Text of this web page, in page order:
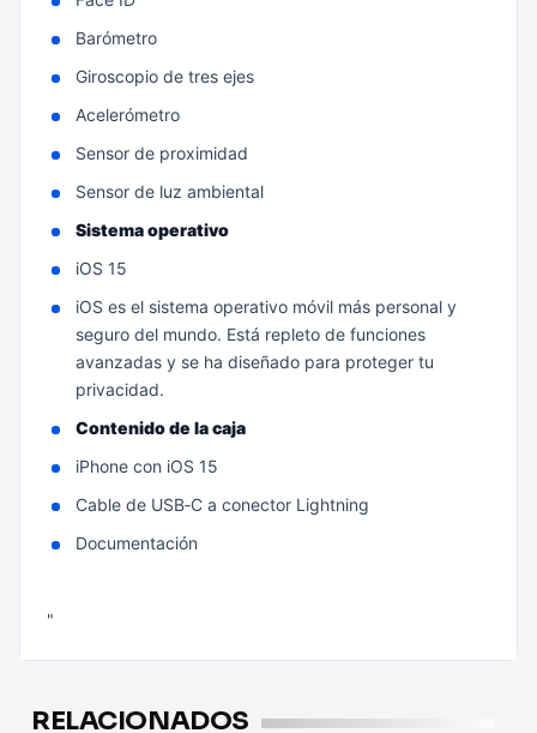
Barómetro
Giroscopio de tres ejes
Acelerómetro
Sensor de proximidad
Sensor de luz ambiental
Sistema operativo
iOS 15
iOS es el sistema operativo móvil más personal y
seguro del mundo. Está repleto de funciones
avanzadas y se ha diseñado para proteger tu
privacidad.
Contenido de la caja
iPhone con iOS 15
Cable de USB‑C a conector Lightning
Documentación
"
RELACIONADOS